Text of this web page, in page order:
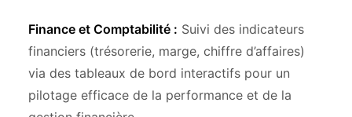
Finance et Comptabilité : Suivi des indicateurs
financiers (trésorerie, marge, chiffre d’affaires)
via des tableaux de bord interactifs pour un
pilotage efficace de la performance et de la